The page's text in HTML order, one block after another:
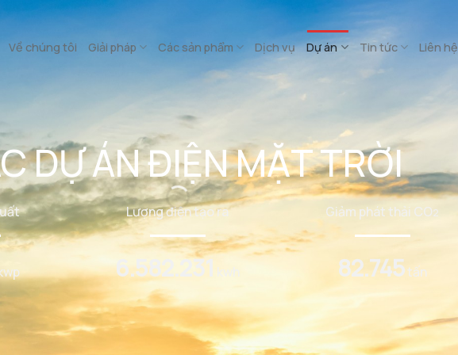
Về chúng tôi Giải pháp Các sản phẩm Dịch vụ Dự án Tin tức Liên hệ
DỰ ÁN ĐIỆN MẶT TRỜI
Lượng điện tạo ra
6.582.231 kwh
Giảm phát thải CO2
82.745tấn